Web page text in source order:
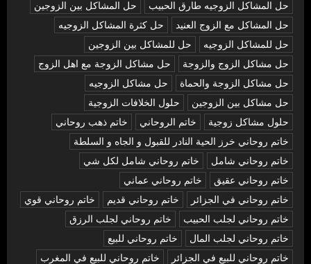
حل المشاكل الزوجيه طارق الحبيب
حل المشاكل بين الزوجين
حل المشاكل مع الزوج العنيد
حل كثرة المشاكل الزوجيه
حل للمشاكل الزوجيه
حل للمشاكل بين الزوجين
حل مشاكل الزوج والزوجة
حل مشاكل الزوجة مع اهل الزوج
حل مشاكل الزوجة والحماة
حل مشاكل الزوجيه
حل مشاكل بين الزوجين
حلول الخلافات الزوجية
حلول مشاكل زوجية
خاتم الروحاني
خاتم ذهب روحاني
خاتم روحاني خرز الحية النادر للقبول و الجاه و السلطة
خاتم روحاني شامل
خاتم روحاني شامل لكل شي
خاتم روحاني عقيق
خاتم روحاني عماني
خاتم روحاني في الجزائر
خاتم روحاني قديم
خاتم روحاني قوي
خاتم روحاني لجلب الحبيب
خاتم روحاني لجلب الرزق
خاتم روحاني لجلب المال
خاتم روحاني للبيع
خاتم روحاني للبيع في الجزائر
خاتم روحاني للبيع في المغرب